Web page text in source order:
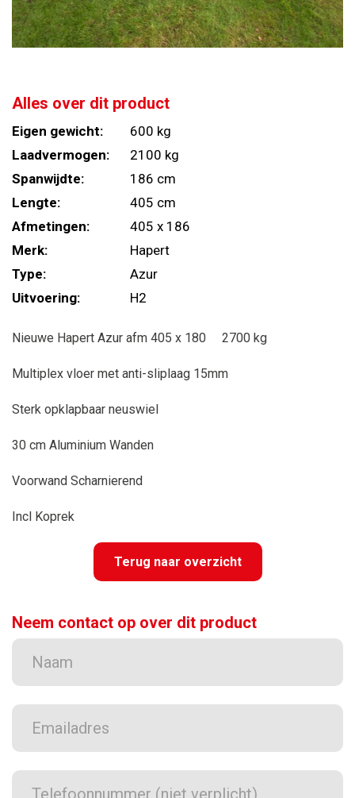
Alles over dit product
Eigen gewicht:
600 kg
Laadvermogen:
2100 kg
Spanwijdte:
186 cm
Lengte:
405 cm
Afmetingen:
405 x 186
Merk:
Hapert
Type:
Azur
Uitvoering:
H2
Nieuwe Hapert Azur afm 405 x 180 2700 kg
Multiplex vloer met anti-sliplaag 15mm
Sterk opklapbaar neuswiel
30 cm Aluminium Wanden
Voorwand Scharnierend
Incl Koprek
Terug naar overzicht
Neem contact op over dit product